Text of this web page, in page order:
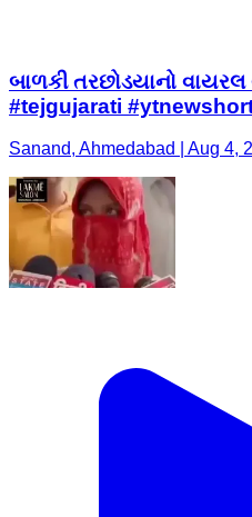
બાળકી તરછોડયાનો
#tejgujarati
Sanand, Ahmedabad | Aug 4,